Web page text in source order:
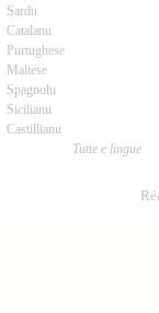
Sardu
Catalanu
Purtughese
Maltese
Spagnolu
Sicilianu
Castillianu
Tutte e lingue